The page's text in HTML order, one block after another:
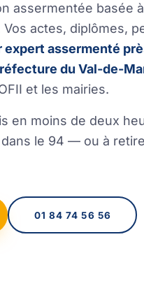
assermentée basée
actes, diplômes,
assermenté
du Val-de-
et les mairies.
en moins de deux
le 94 — ou à
01 84 74 56 56